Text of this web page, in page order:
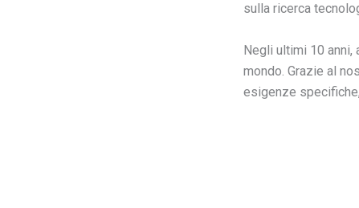
sulla ricerca
Negli ultimi 10
mondo. Grazie al
esigenze